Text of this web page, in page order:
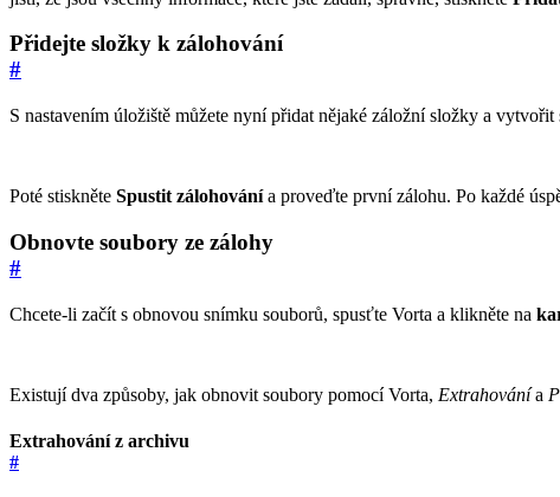
Přidejte složky k zálohování
#
S nastavením úložiště můžete nyní přidat nějaké záložní složky a
Poté stiskněte Spustit zálohovánía proveďte první zálohu. Po každé
Obnovte soubory ze zálohy
#
Chcete-li začít s obnovou snímku souborů, spusťte Vorta a klikněte na
Existují dva způsoby, jak obnovit soubory pomocí Vorta, Extrahovánía
Extrahování z archivu
#